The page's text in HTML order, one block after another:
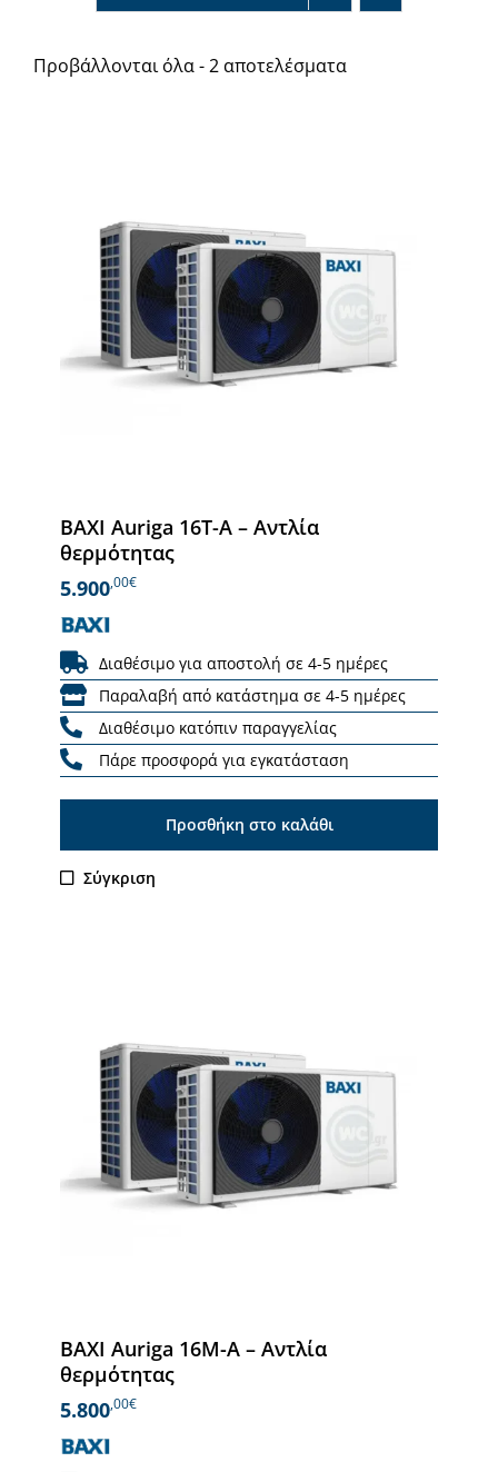
Προβάλλονται όλα - 2 αποτελέσματα
BAXI Auriga 16T-A – Αντλία
θερμότητας
5.900,00€
Διαθέσιμο για αποστολή σε 4-5 ημέρες
Παραλαβή από κατάστημα σε 4-5 ημέρες
Διαθέσιμο κατόπιν παραγγελίας
Πάρε προσφορά για εγκατάσταση
Προσθήκη στο καλάθι
Σύγκριση
BAXI Auriga 16M-A – Αντλία
θερμότητας
5.800,00€